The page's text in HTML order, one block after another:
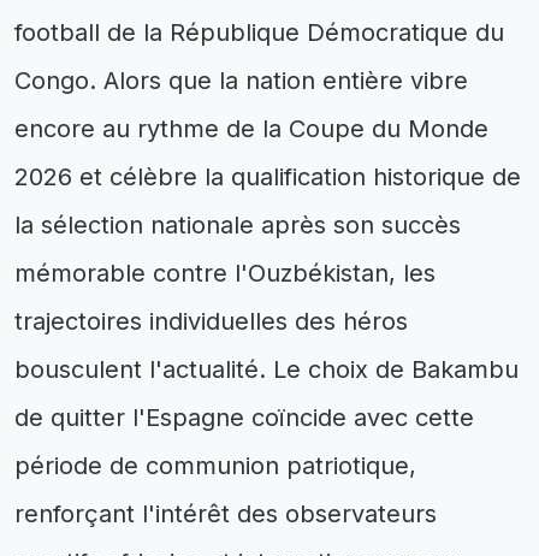
football de la République Démocratique du
Congo. Alors que la nation entière vibre
encore au rythme de la Coupe du Monde
2026 et célèbre la qualification historique de
la sélection nationale après son succès
mémorable contre l'Ouzbékistan, les
trajectoires individuelles des héros
bousculent l'actualité. Le choix de Bakambu
de quitter l'Espagne coïncide avec cette
période de communion patriotique,
renforçant l'intérêt des observateurs